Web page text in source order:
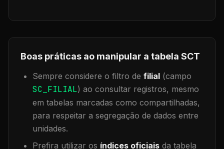
Boas práticas ao manipular a tabela SCT
Sempre considere o filtro de filial (campo
SC_FILIAL) ao consultar registros, mesmo
em tabelas marcadas como compartilhadas,
para respeitar a segregação de dados entre
unidades.
Prefira utilizar os índices oficiais da tabela